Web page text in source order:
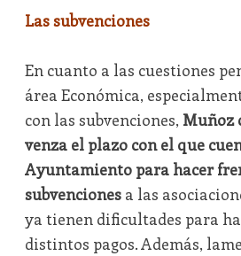
Las subvenciones
En cuanto a las cuestiones
área Económica,
con las subvenciones, Muñoz
venza el plazo con el que
Ayuntamiento para hacer
subvencionesa las
ya tienen dificultades para
distintos pagos. Además,